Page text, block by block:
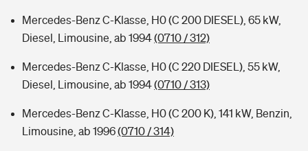
Mercedes-Benz C-Klasse, H0 (C 200 DIESEL), 65 kW,
Diesel, Limousine, ab 1994(0710 / 312)
Mercedes-Benz C-Klasse, H0 (C 220 DIESEL), 55 kW,
Diesel, Limousine, ab 1994(0710 / 313)
Mercedes-Benz C-Klasse, H0 (C 200 K), 141 kW, Benzin,
Limousine, ab 1996(0710 / 314)